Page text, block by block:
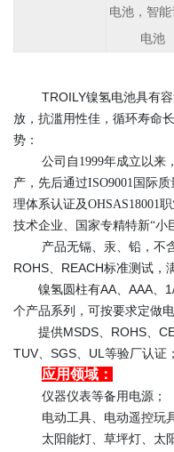
电池，智能
电池
TROILY镍氢电池具有
放，抗滥用性佳，循环寿命
势：
公司自1999年成立以来
产 ，先后通过ISO9001国际
理体系认证及OHSAS18001
技术企业、国家专精特新“小
产品无镉、汞、铅，不
ROHS、REACH标准测试，
镍氢圆柱有AA、AAA、1/
个产品系列，可按要求定做电
提供MSDS、ROHS、
TUV、SGS、UL等验厂认证；
应用领域：
仪器仪表等备用电源；
电动工具、电动遥控玩
太阳能灯、草坪灯、太